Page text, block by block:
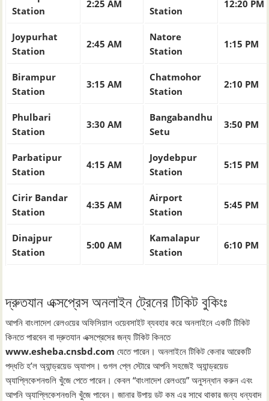
Station
2:25 AM
Station
12:20 PM
Joypurhat
Station
2:45 AM
Natore
Station
1:15 PM
Birampur
Station
3:15 AM
Chatmohor
Station
2:10 PM
Phulbari
Station
3:30 AM
Bangabandhu
Setu
3:50 PM
Parbatipur
Station
4:15 AM
Joydebpur
Station
5:15 PM
Cirir Bandar
Station
4:35 AM
Airport
Station
5:45 PM
Dinajpur
Station
5:00 AM
Kamalapur
Station
6:10 PM
দ্রুতযান এক্সপ্রেস অনলাইন ট্রেনের টিকিট বুকিংঃ
আপনি বাংলাদেশ রেলওয়ের অফিসিয়াল ওয়েবসাইট ব্যবহার করে অনলাইনে একটি টিকিট
কিনতে পারবেন বা দ্রুতযান এক্সপ্রেসের জন্য টিকিট কিনতে
www.esheba.cnsbd.com যেতে পারেন। অনলাইনে টিকিট কেনার আরেকটি
পদ্ধতি হ’ল অ্যান্ড্রয়েড অ্যাপস। গুগল প্লে স্টোরে আপনি সহজেই অ্যান্ড্রয়েড
অ্যাপ্লিকেশনগুলি খুঁজে পেতে পারেন। কেবল “বাংলাদেশ রেলওয়ে” অনুসন্ধান করুন এবং
আপনি অ্যাপ্লিকেশনগুলি খুঁজে পাবেন। জানার উপায় ডট কম এর সাথে থাকার জন্য ধন্যবাদ